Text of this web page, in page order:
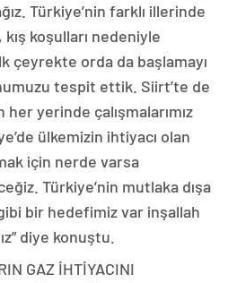
Türkiye’nin farklı illerinde
kış koşulları nedeniyle
çeyrekte orda da başlamayı
tespit ettik. Siirt’te de
yerinde çalışmalarımız
ülkemizin ihtiyacı olan
için nerde varsa
Türkiye’nin mutlaka dışa
gibi bir hedefimiz var inşallah
diye konuştu.
GAZ İHTİYACINI